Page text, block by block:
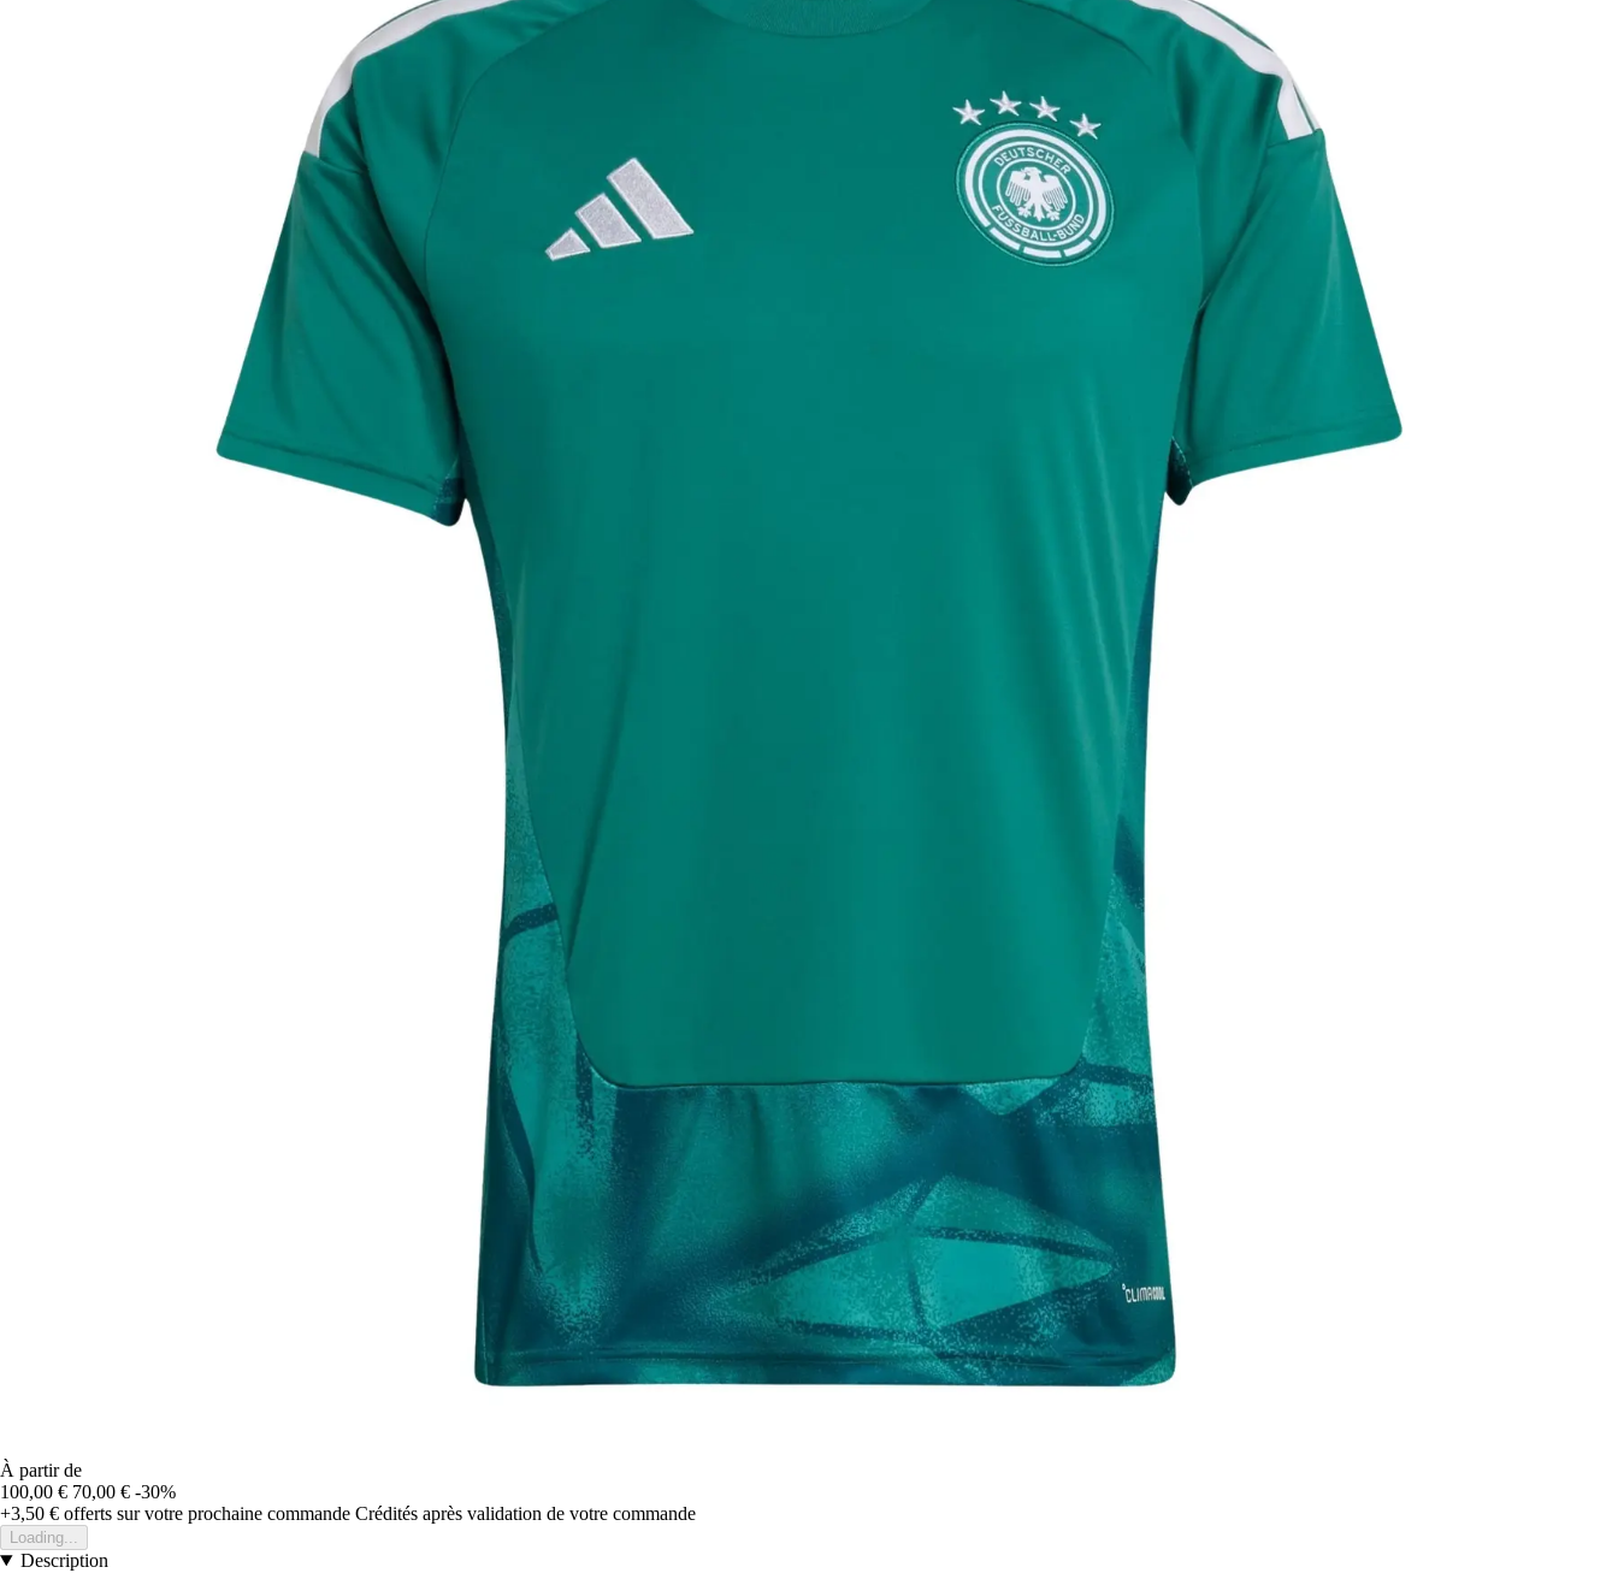
À partir de
100,00 € 70,00 € -30%
+3,50 € offerts sur votre prochaine commande Crédités après validation de votre commande
Loading...
Description